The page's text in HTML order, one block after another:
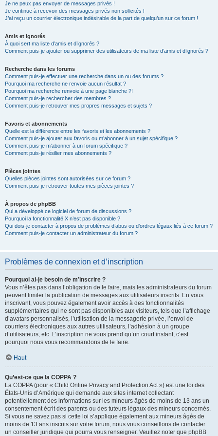
Je ne peux pas envoyer de messages privés !
Je continue à recevoir des messages privés non sollicités !
J’ai reçu un courrier électronique indésirable de la part de quelqu’un sur ce forum !
Amis et ignorés
À quoi sert ma liste d’amis et d’ignorés ?
Comment puis-je ajouter ou supprimer des utilisateurs de ma liste d’amis et d’ignorés ?
Recherche dans les forums
Comment puis-je effectuer une recherche dans un ou des forums ?
Pourquoi ma recherche ne renvoie aucun résultat ?
Pourquoi ma recherche renvoie à une page blanche ?!
Comment puis-je rechercher des membres ?
Comment puis-je retrouver mes propres messages et sujets ?
Favoris et abonnements
Quelle est la différence entre les favoris et les abonnements ?
Comment puis-je ajouter aux favoris ou m’abonner à un sujet spécifique ?
Comment puis-je m’abonner à un forum spécifique ?
Comment puis-je résilier mes abonnements ?
Pièces jointes
Quelles pièces jointes sont autorisées sur ce forum ?
Comment puis-je retrouver toutes mes pièces jointes ?
À propos de phpBB
Qui a développé ce logiciel de forum de discussions ?
Pourquoi la fonctionnalité X n’est pas disponible ?
Qui dois-je contacter à propos de problèmes d’abus ou d’ordres légaux liés à ce forum ?
Comment puis-je contacter un administrateur du forum ?
Problèmes de connexion et d’inscription
Pourquoi ai-je besoin de m’inscrire ?
Vous n’êtes pas dans l’obligation de le faire, mais les administrateurs du forum
peuvent limiter la publication de messages aux utilisateurs inscrits. En vous
inscrivant, vous pouvez également avoir accès à des fonctionnalités
supplémentaires qui ne sont pas disponibles aux visiteurs, tels que l’affichage
d’avatars personnalisés, l’utilisation de la messagerie privée, l’envoi de
courriers électroniques aux autres utilisateurs, l’adhésion à un groupe
d’utilisateurs, etc. L’inscription ne vous prend qu’un court instant, c’est
pourquoi nous vous recommandons de le faire.
Haut
Qu’est-ce que la COPPA ?
La COPPA (pour « Child Online Privacy and Protection Act ») est une loi des
États-Unis d’Amérique qui demande aux sites internet collectant
potentiellement des informations sur les mineurs âgés de moins de 13 ans un
consentement écrit des parents ou des tuteurs légaux des mineurs concernés.
Si vous ne savez pas si cette loi s’applique également aux mineurs âgés de
moins de 13 ans inscrits sur votre forum, nous vous conseillons de contacter
un conseiller juridique qui pourra vous renseigner. Veuillez noter que phpBB